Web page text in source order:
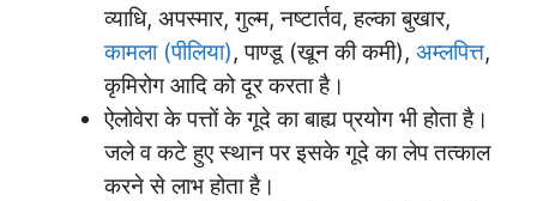
व्याधि, अपस्मार, गुल्म, नष्टार्तव, हल्का बुखार,
कामला (पीलिया), पाण्डू (खून की कमी), अम्लपित्त,
कृमिरोग आदि को दूर करता है।
ऐलोवेरा के पत्तों के गूदे का बाह्य प्रयोग भी होता है।
जले व कटे हुए स्थान पर इसके गूदे का लेप तत्काल
करने से लाभ होता है।